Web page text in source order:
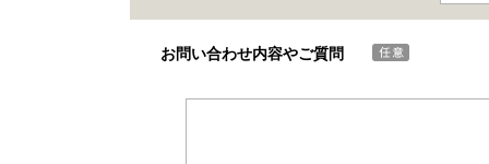
お問い合わせ内容やご質問